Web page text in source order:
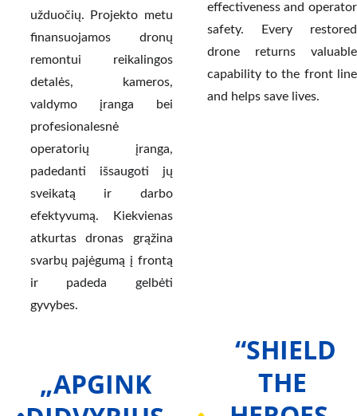
effectiveness and operator
safety. Every restored
drone returns valuable
capability to the front line
and helps save lives.
užduočių. Projekto metu
finansuojamos dronų
remontui reikalingos
detalės, kameros,
valdymo įranga bei
profesionalesnė
operatorių įranga,
padedanti išsaugoti jų
sveikatą ir darbo
efektyvumą. Kiekvienas
atkurtas dronas grąžina
svarbų pajėgumą į frontą
ir padeda gelbėti
gyvybes.
„APGINK
THE